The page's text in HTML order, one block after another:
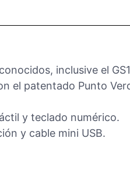
inclusive el
el patentado Punto
y teclado numérico.
y cable mini USB.